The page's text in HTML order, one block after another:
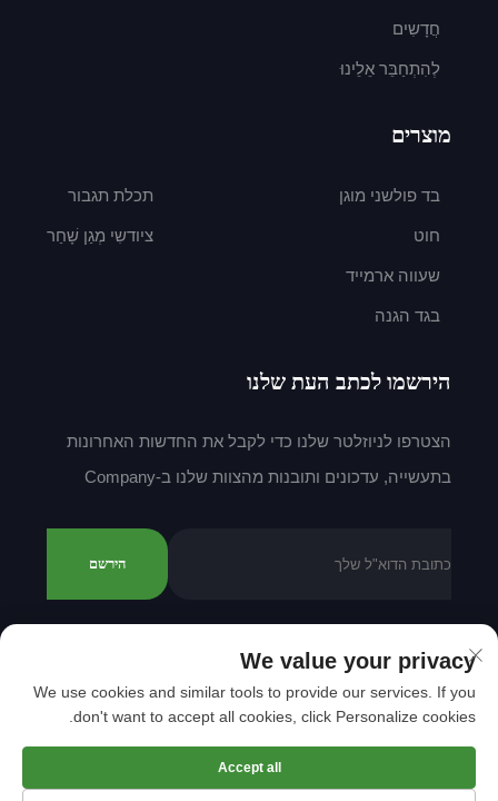
חֲדָשִים
לְהִתְחַבֵּר אֵלֵינוּ
מוצרים
בד פולשני מוגן
חוט
שעווה ארמייד
בגד הגנה
תכלת תגבור
ציודשִי מְגַן שָׁחַר
הירשמו לכתב העת שלנו
הצטרפו לניוזלטר שלנו כדי לקבל את החדשות האחרונות
בתעשייה, עדכונים ותובנות מהצוות שלנו ב-Company
הירשם
זכויות יוצרים © 2025 על ידי Shantou Mingda Textile
Co., Ltd. מדיניות הפרטיות
גלול למעלה
We value your privacy
We use cookies and similar tools to provide our services. If you
don't want to accept all cookies, click Personalize cookies.
Accept all